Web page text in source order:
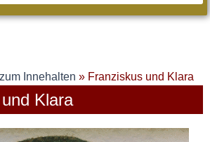
Innehalten » Franziskus und Klara
Klara